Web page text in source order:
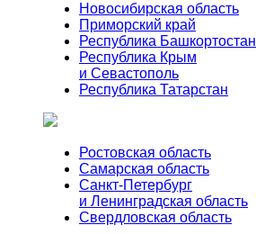
Новосибирская область
Приморский край
Республика Башкортостан
Республика Крым
и Севастополь
Республика Татарстан
Ростовская область
Самарская область
Санкт-Петербург
и Ленинградская область
Свердловская область